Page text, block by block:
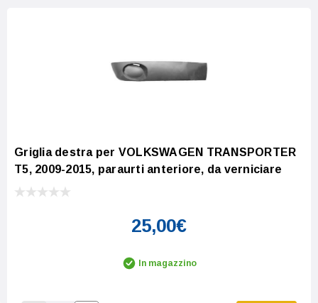
Griglia destra per VOLKSWAGEN TRANSPORTER
T5, 2009-2015, paraurti anteriore, da verniciare
25,00€
In magazzino